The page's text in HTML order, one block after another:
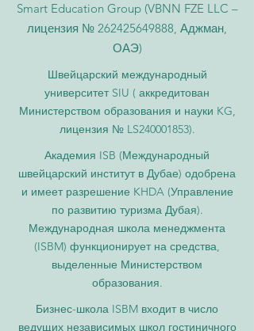
Smart Education Group (VBNN FZE LLC –
лицензия № 262425649888, Аджман,
ОАЭ)
Швейцарский международный
университет SIU ( аккредитован
Министерством образования и науки KG,
лицензия № LS240001853).
Академия ISB (Международный
швейцарский институт в Дубае) одобрена
и имеет разрешение KHDA (Управление
по развитию туризма Дубая).
Международная школа менеджмента
(ISBM) функционирует на средства,
выделенные Министерством
образования.
Бизнес-школа ISBM входит в число
ведущих независимых школ гостиничного